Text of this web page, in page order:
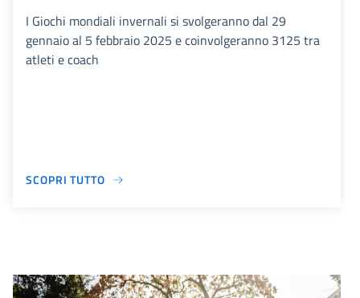
I Giochi mondiali invernali si svolgeranno dal 29
gennaio al 5 febbraio 2025 e coinvolgeranno 3125 tra
atleti e coach
SCOPRI TUTTO